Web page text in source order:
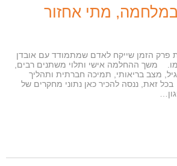
מתי אחזור
פרק הזמן שייקח לאדם שמתמודד עם אובדן
משך ההחלמה אישי ותלוי משתנים רבים,
מצב בריאותי, תמיכה חברתית ותהליך
זאת, ננסה להכיר כאן נתוני מחקרים של